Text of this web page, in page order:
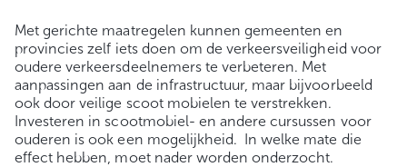
Met gerichte maatregelen kunnen gemeenten en
provincies zelf iets doen om de verkeersveiligheid voor
oudere verkeersdeelnemers te verbeteren. Met
aanpassingen aan de infrastructuur, maar bijvoorbeeld
ook door veilige scoot mobielen te verstrekken.
Investeren in scootmobiel- en andere cursussen voor
ouderen is ook een mogelijkheid. In welke mate die
effect hebben, moet nader worden onderzocht.